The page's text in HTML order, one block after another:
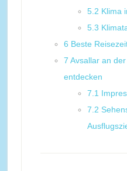
5.2 Klima
5.3
6 Beste
7 Avsallar an
entdecken
7.1
7.2